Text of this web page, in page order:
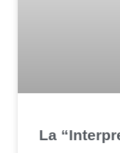
La